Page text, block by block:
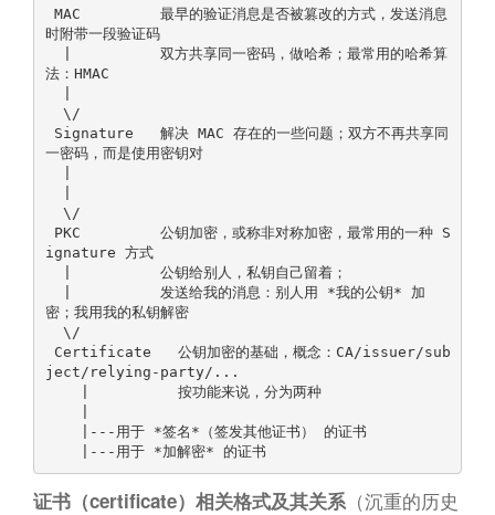
时附带一段验证码
法：HMAC
一密码，而是使用密钥对
ignature 方式
密；我用我的私钥解密
ject/relying-party/...
    |---用于 *加解密* 的证书
证书（certificate）相关格式及其关系 （沉重的历史